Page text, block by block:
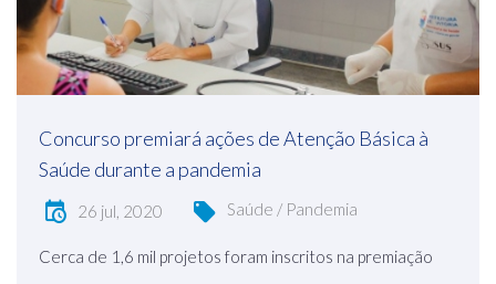
Concurso premiará ações de Atenção Básica à
Saúde durante a pandemia
26 jul, 2020 Saúde / Pandemia
Cerca de 1,6 mil projetos foram inscritos na premiação